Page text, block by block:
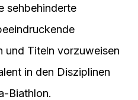
sehbehinderte
und Titeln vorzuweisen
in den Disziplinen
Biathlon.